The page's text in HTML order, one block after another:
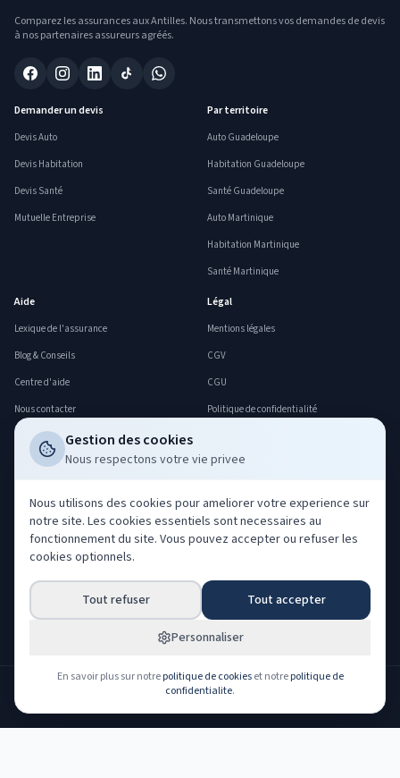
Comparez les assurances aux Antilles. Nous transmettons vos demandes de devis
à nos partenaires assureurs agréés.
Demander un devis
Devis Auto
Devis Habitation
Devis Santé
Mutuelle Entreprise
Par territoire
Auto Guadeloupe
Habitation Guadeloupe
Santé Guadeloupe
Auto Martinique
Habitation Martinique
Santé Martinique
Aide
Lexique de l'assurance
Blog & Conseils
Centre d'aide
Nous contacter
Déclarer un sinistre
Légal
Mentions légales
CGV
CGU
Politique de confidentialité
Gerer mes cookies
Acheter nos leads
Co-courtage ORIAS
Espace partenaire
Gestion des cookies
Nous respectons votre vie privee
Nous utilisons des cookies pour ameliorer votre experience sur
notre site. Les cookies essentiels sont necessaires au
fonctionnement du site. Vous pouvez accepter ou refuser les
cookies optionnels.
Tout refuser Tout accepter
Personnaliser
En savoir plus sur notre politique de cookies et notre politique de
confidentialite.